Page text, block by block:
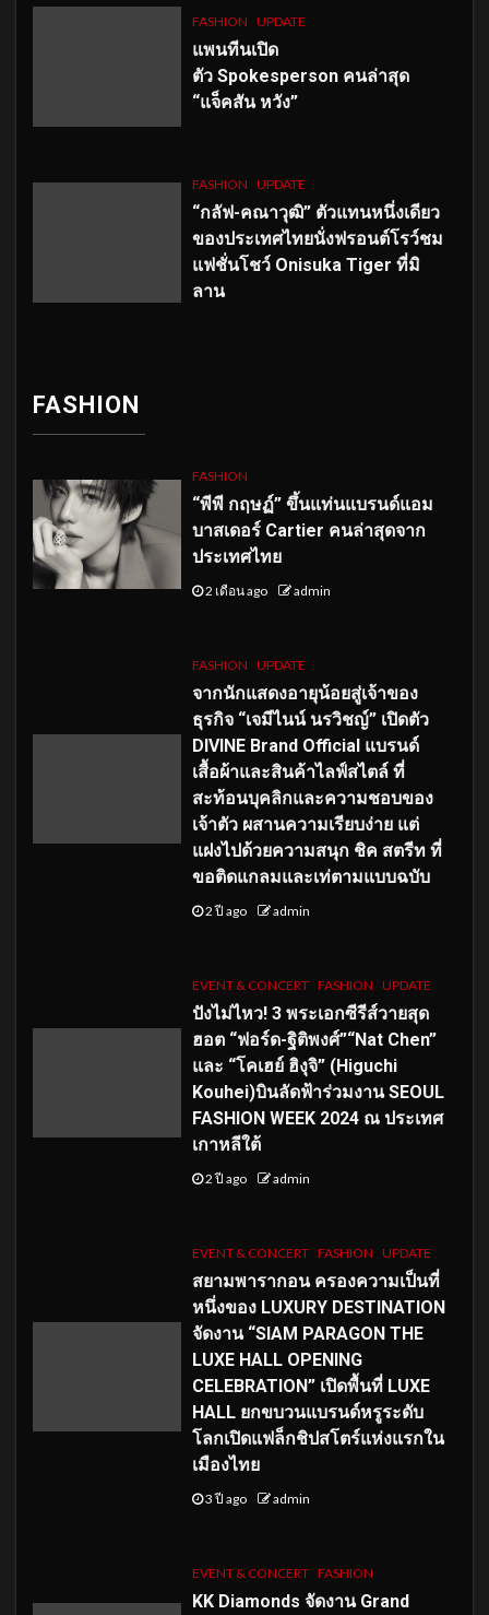
FASHION UPDATE
แพนทีนเปิด
ตัว Spokesperson คนล่าสุด
“แจ็คสัน หวัง”
FASHION UPDATE
“กลัฟ-คณาวุฒิ” ตัวแทนหนึ่งเดียว
ของประเทศไทยนั่งฟรอนต์โรว์ชม
แฟชั่นโชว์ Onisuka Tiger ที่มิ
ลาน
FASHION
FASHION
“พีพี กฤษฏ์” ขึ้นแท่นแบรนด์แอม
บาสเดอร์ Cartier คนล่าสุดจาก
ประเทศไทย
2 เดือน ago admin
FASHION UPDATE
จากนักแสดงอายุน้อยสู่เจ้าของ
ธุรกิจ “เจมีไนน์ นรวิชญ์” เปิดตัว
DIVINE Brand Official แบรนด์
เสื้อผ้าและสินค้าไลฟ์สไตล์ ที่
สะท้อนบุคลิกและความชอบของ
เจ้าตัว ผสานความเรียบง่าย แต่
แฝงไปด้วยความสนุก ชิค สตรีท ที่
ขอติดแกลมและเท่ตามแบบฉบับ
2 ปี ago admin
EVENT & CONCERT FASHION UPDATE
ปังไม่ไหว! 3 พระเอกซีรีส์วายสุด
ฮอต “ฟอร์ด-ฐิติพงศ์”“Nat Chen”
และ “โคเฮย์ ฮิงุจิ” (Higuchi
Kouhei)บินลัดฟ้าร่วมงาน SEOUL
FASHION WEEK 2024 ณ ประเทศ
เกาหลีใต้
2 ปี ago admin
EVENT & CONCERT FASHION UPDATE
สยามพารากอน ครองความเป็นที่
หนึ่งของ LUXURY DESTINATION
จัดงาน “SIAM PARAGON THE
LUXE HALL OPENING
CELEBRATION” เปิดพื้นที่ LUXE
HALL ยกขบวนแบรนด์หรูระดับ
โลกเปิดแฟล็กชิปสโตร์แห่งแรกใน
เมืองไทย
3 ปี ago admin
EVENT & CONCERT FASHION
KK Diamonds จัดงาน Grand